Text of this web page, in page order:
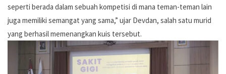
seperti berada dalam sebuah kompetisi di mana teman-teman lain
juga memiliki semangat yang sama,” ujar Devdan, salah satu murid
yang berhasil memenangkan kuis tersebut.